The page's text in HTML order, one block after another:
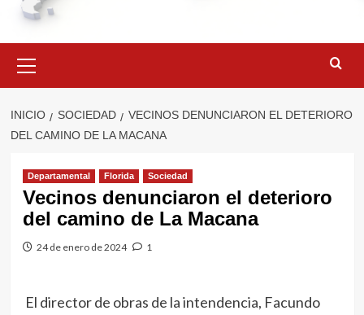
primario
INICIO SOCIEDAD
VECINOS DENUNCIARON EL DETERIORO
DEL CAMINO DE LA MACANA
Departamental Florida Sociedad
Vecinos denunciaron el deterioro
del camino de La Macana
24 de enero de 2024 1
El director de obras de la intendencia, Facundo